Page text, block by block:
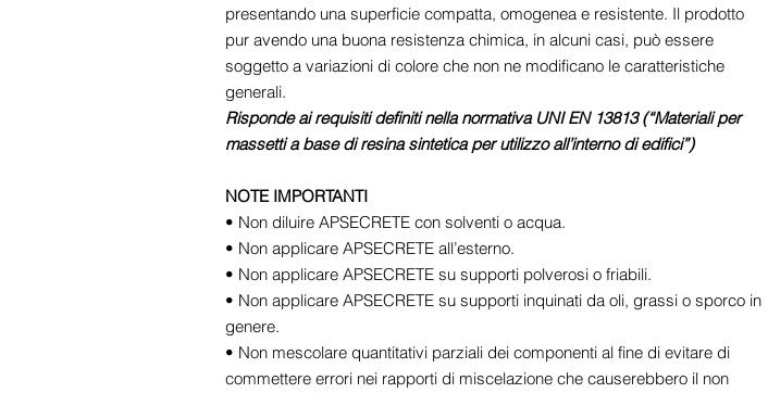
presentando una superficie compatta, omogenea e resistente. Il prodotto
pur avendo una buona resistenza chimica, in alcuni casi, può essere
soggetto a variazioni di colore che non ne modificano le caratteristiche
generali.
Risponde ai requisiti definiti nella normativa UNI EN 13813 (“Materiali per
massetti a base di resina sintetica per utilizzo all’interno di edifici”)
NOTE IMPORTANTI
• Non diluire APSECRETE con solventi o acqua.
• Non applicare APSECRETE all’esterno.
• Non applicare APSECRETE su supporti polverosi o friabili.
• Non applicare APSECRETE su supporti inquinati da oli, grassi o sporco in
genere.
• Non mescolare quantitativi parziali dei componenti al fine di evitare di
commettere errori nei rapporti di miscelazione che causerebbero il non